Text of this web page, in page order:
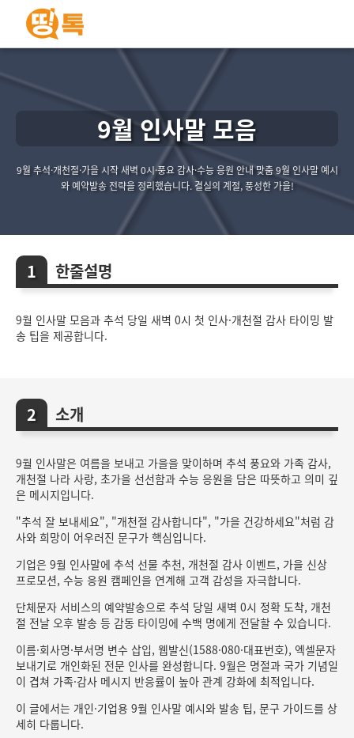
9월 인사말 모음
9월 추석·개천절·가을 시작 새벽 0시·풍요 감사·수능 응원 안내 맞춤 9월 인사말 예시
와 예약발송 전략을 정리했습니다. 결실의 계절, 풍성한 가을!
한줄설명
9월 인사말 모음과 추석 당일 새벽 0시 첫 인사·개천절 감사 타이밍 발
송 팁을 제공합니다.
소개
9월 인사말은 여름을 보내고 가을을 맞이하며 추석 풍요와 가족 감사,
개천절 나라 사랑, 초가을 선선함과 수능 응원을 담은 따뜻하고 의미 깊
은 메시지입니다.
"추석 잘 보내세요", "개천절 감사합니다", "가을 건강하세요"처럼 감
사와 희망이 어우러진 문구가 핵심입니다.
기업은 9월 인사말에 추석 선물 추천, 개천절 감사 이벤트, 가을 신상
프로모션, 수능 응원 캠페인을 연계해 고객 감성을 자극합니다.
단체문자 서비스의 예약발송으로 추석 당일 새벽 0시 정확 도착, 개천
절 전날 오후 발송 등 감동 타이밍에 수백 명에게 전달할 수 있습니다.
이름·회사명·부서명 변수 삽입, 웹발신(1588·080·대표번호), 엑셀문자
보내기로 개인화된 전문 인사를 완성합니다. 9월은 명절과 국가 기념일
이 겹쳐 가족·감사 메시지 반응률이 높아 관계 강화에 최적입니다.
이 글에서는 개인·기업용 9월 인사말 예시와 발송 팁, 문구 가이드를 상
세히 다룹니다.